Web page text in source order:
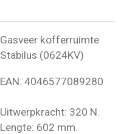
Gasveer kofferruimte
Stabilus (0624KV)
EAN: 4046577089280
Uitwerpkracht: 320 N.
Lengte: 602 mm.